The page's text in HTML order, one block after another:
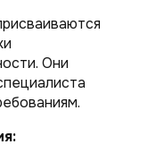
Они